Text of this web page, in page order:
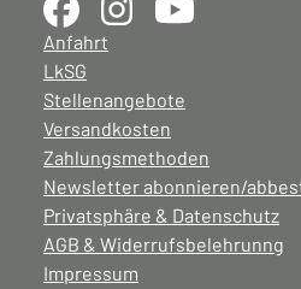
Anfahrt
LkSG
Stellenangebote
Versandkosten
Zahlungsmethoden
Newsletter abonnieren/
Privatsphäre & Datenschutz
AGB & Widerrufsbelehrunng
Impressum